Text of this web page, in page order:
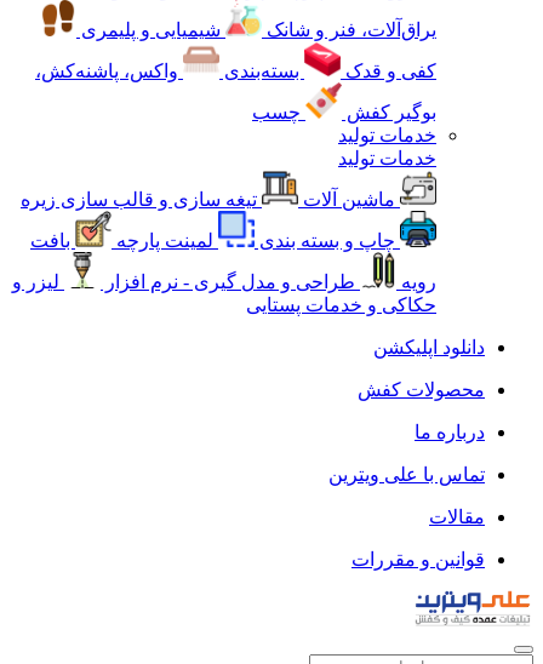
یراق‌آلات، فنر و شانک
شیمیایی و پلیمری
کفی و قدک
بسته‌بندی
واکس، پاشنه‌کش،
بوگیر کفش
چسب
خدمات تولید
خدمات تولید
ماشین آلات
تیغه سازی و قالب سازی زیره
چاپ و بسته بندی
لمینت پارچه
بافت
رویه
طراحی و مدل گیری - نرم افزار
لیزر و
حکاکی و خدمات پستایی
دانلود اپلیکشن
محصولات کفش
درباره ما
تماس با علی ویترین
مقالات
قوانین و مقررات